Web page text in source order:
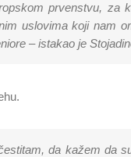
prvenstvu, za
uslovima koji nam
– istakao je
da kažem da